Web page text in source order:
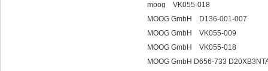
moog VK055-018
MOOG GmbH D136-001-007
MOOG GmbH VK055-009
MOOG GmbH VK055-018
MOOG GmbH D656-733